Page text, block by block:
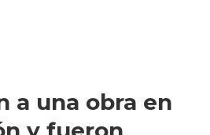
a una obra en